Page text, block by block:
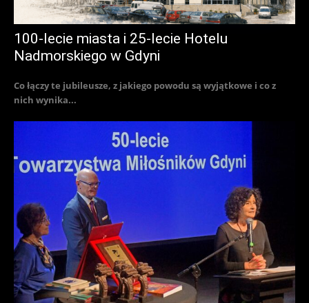
100-lecie miasta i 25-lecie Hotelu
Nadmorskiego w Gdyni
Co łączy te jubileusze, z jakiego powodu są wyjątkowe i co z
nich wynika...